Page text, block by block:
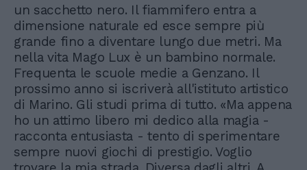
un sacchetto nero. Il fiammifero entra a
dimensione naturale ed esce sempre più
grande fino a diventare lungo due metri. Ma
nella vita Mago Lux è un bambino normale.
Frequenta le scuole medie a Genzano. Il
prossimo anno si iscriverà all'istituto artistico
di Marino. Gli studi prima di tutto. «Ma appena
ho un attimo libero mi dedico alla magia -
racconta entusiasta - tento di sperimentare
sempre nuovi giochi di prestigio. Voglio